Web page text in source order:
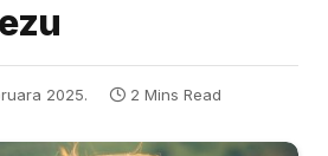
2025. 2 Mins Read